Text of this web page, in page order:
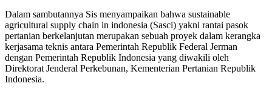
Dalam sambutannya Sis menyampaikan bahwa sustainable
agricultural supply chain in indonesia (Sasci) yakni rantai pasok
pertanian berkelanjutan merupakan sebuah proyek dalam kerangka
kerjasama teknis antara Pemerintah Republik Federal Jerman
dengan Pemerintah Republik Indonesia yang diwakili oleh
Direktorat Jenderal Perkebunan, Kementerian Pertanian Republik
Indonesia.